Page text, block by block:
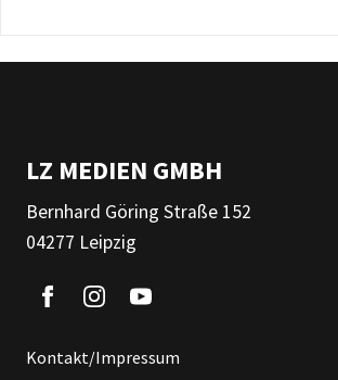
LZ MEDIEN GMBH
Bernhard Göring Straße 152
04277 Leipzig
Kontakt/Impressum